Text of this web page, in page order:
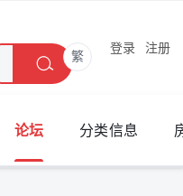
繁
登录 注册
论坛 分类信息